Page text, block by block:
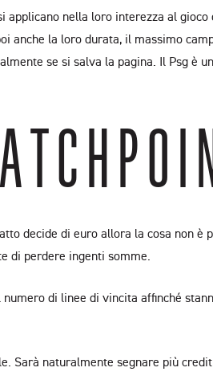
nella loro interezza al gioco
la loro durata, il massimo
se si salva la pagina. Il Psg è
decide di euro allora la cosa non
di perdere ingenti somme.
di linee di vincita affinché
Sarà naturalmente segnare più